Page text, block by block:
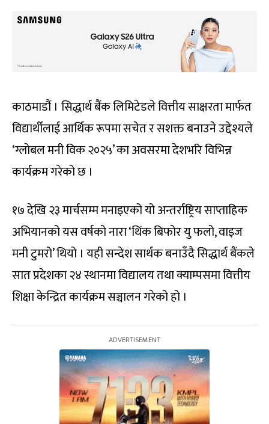
काठमाडौं । सिद्धार्थ बैंक लिमिटेडले वित्तीय साक्षरता मार्फत
विद्यार्थीलाई आर्थिक रूपमा सचेत र सशक्त बनाउने उद्देश्यले
‘ग्लोबल मनी विक २०२५’ का अवसरमा देशभरि विभिन्न
कार्यक्रम गरेको छ ।
१७ देखि २३ मार्चसम्म मनाइएको यो अन्तर्राष्ट्रिय साप्ताहिक
अभियानको यस वर्षको नारा ‘थिंक बिफोर यु फलो, वाइज
मनी टुमरो’ थियो । यही सन्देश सार्थक बनाउँदै सिद्धार्थ बैंकले
सात प्रदेशका २४ स्थानमा विद्यालय तथा क्याम्पसमा वित्तीय
शिक्षा केन्द्रित कार्यक्रम सञ्चालन गरेको हो ।